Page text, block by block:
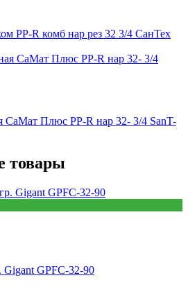
R комб нар рез 32 3/4 СанТех
СаМат Плюс PP-R нар 32- 3/4 SanT-
товары
Gigant GPFC-32-90